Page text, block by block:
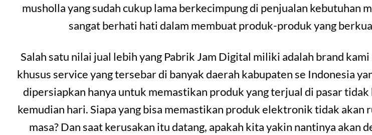
musholla yang sudah cukup lama berkecimpung di penjualan kebutuhan
sangat berhati hati dalam membuat produk-produk yang
Salah satu nilai jual lebih yang Pabrik Jam Digital miliki adalah brand
khusus service yang tersebar di banyak daerah kabupaten se Indonesia
dipersiapkan hanya untuk memastikan produk yang terjual di pasar tidak
kemudian hari. Siapa yang bisa memastikan produk elektronik tidak akan
masa? Dan saat kerusakan itu datang, apakah kita yakin nantinya akan